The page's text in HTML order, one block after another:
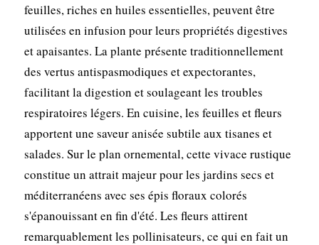
feuilles, riches en huiles essentielles, peuvent être
utilisées en infusion pour leurs propriétés digestives
et apaisantes. La plante présente traditionnellement
des vertus antispasmodiques et expectorantes,
facilitant la digestion et soulageant les troubles
respiratoires légers. En cuisine, les feuilles et fleurs
apportent une saveur anisée subtile aux tisanes et
salades. Sur le plan ornemental, cette vivace rustique
constitue un attrait majeur pour les jardins secs et
méditerranéens avec ses épis floraux colorés
s'épanouissant en fin d'été. Les fleurs attirent
remarquablement les pollinisateurs, ce qui en fait un